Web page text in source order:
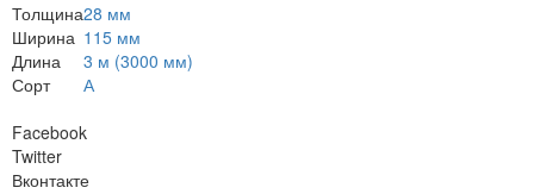
Толщина28 мм
Ширина 115 мм
Длина
3 м (3000 мм)
Сорт
А
Facebook
Twitter
Вконтакте